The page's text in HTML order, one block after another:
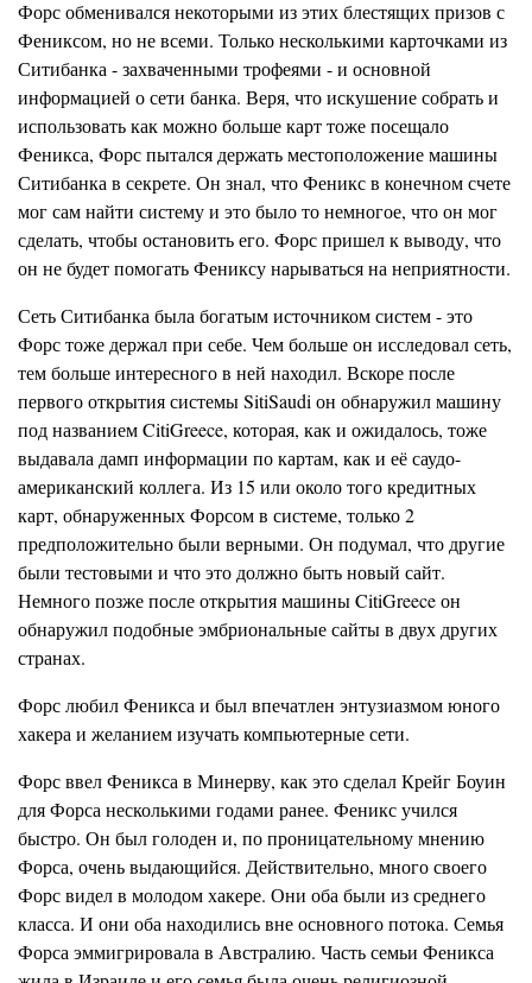
Форс обменивался некоторыми из этих блестящих призов с
Фениксом, но не всеми. Только несколькими карточками из
Ситибанка - захваченными трофеями - и основной
информацией о сети банка. Веря, что искушение собрать и
использовать как можно больше карт тоже посещало
Феникса, Форс пытался держать местоположение машины
Ситибанка в секрете. Он знал, что Феникс в конечном счете
мог сам найти систему и это было то немногое, что он мог
сделать, чтобы остановить его. Форс пришел к выводу, что
он не будет помогать Фениксу нарываться на неприятности.
Сеть Ситибанка была богатым источником систем - это
Форс тоже держал при себе. Чем больше он исследовал сеть,
тем больше интересного в ней находил. Вскоре после
первого открытия системы SitiSaudi он обнаружил машину
под названием CitiGreece, которая, как и ожидалось, тоже
выдавала дамп информации по картам, как и её саудо-
американский коллега. Из 15 или около того кредитных
карт, обнаруженных Форсом в системе, только 2
предположительно были верными. Он подумал, что другие
были тестовыми и что это должно быть новый сайт.
Немного позже после открытия машины CitiGreece он
обнаружил подобные эмбриональные сайты в двух других
странах.
Форс любил Феникса и был впечатлен энтузиазмом юного
хакера и желанием изучать компьютерные сети.
Форс ввел Феникса в Минерву, как это сделал Крейг Боуин
для Форса несколькими годами ранее. Феникс учился
быстро. Он был голоден и, по проницательному мнению
Форса, очень выдающийся. Действительно, много своего
Форс видел в молодом хакере. Они оба были из среднего
класса. И они оба находились вне основного потока. Семья
Форса эммигрировала в Австралию. Часть семьи Феникса